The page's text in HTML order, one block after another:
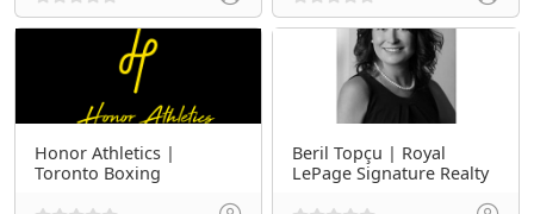
Honor Athletics |
Toronto Boxing
Beril Topçu | Royal
LePage Signature Realty